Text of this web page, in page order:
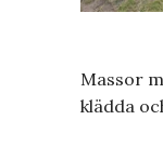
Massor
klädda